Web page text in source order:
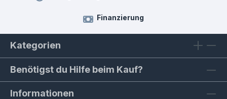
Finanzierung
Kategorien
Benötigst du Hilfe beim Kauf?
Informationen